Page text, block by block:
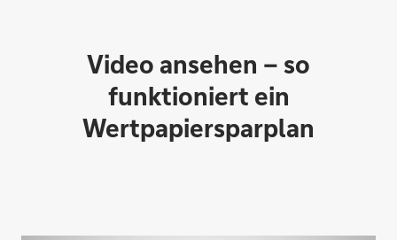
Video ansehen – so
funktioniert ein
Wertpapiersparplan